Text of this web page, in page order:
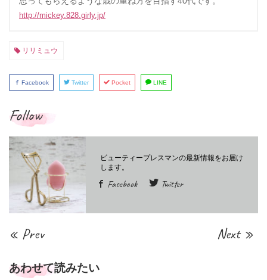
http://mickey.828.girly.jp/
リリミュウ
Facebook Twitter Pocket LINE
Follow
Facebook Twitter
« Prev Next »
あわせて読みたい